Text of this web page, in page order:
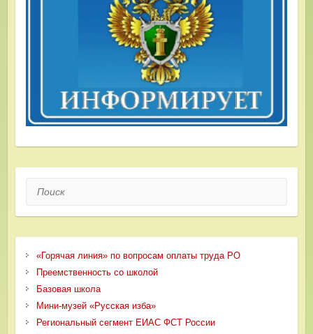
Поиск
«Горячая линия» по вопросам оплаты труда РО
Преемственность со школой
Базовая школа
Мини-музей «Русская изба»
Региональный сегмент ЕИАС ФСТ России